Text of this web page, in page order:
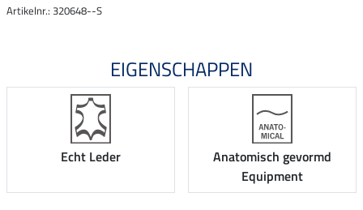
Artikelnr.: 320648--S
EIGENSCHAPPEN
Echt Leder
Anatomisch gevormd
Equipment